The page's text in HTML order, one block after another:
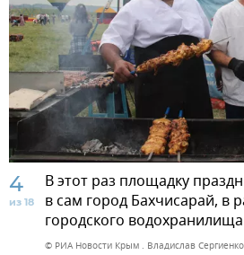
4
из 18
В этот раз площадку
в сам город Бахчисарай, в
городского
© РИА Новости Крым . Владислав Сергиенко